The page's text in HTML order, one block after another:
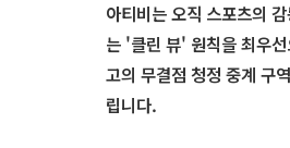
아티비는 오직 스포츠의
는 '클린 뷰' 원칙을 최우
고의 무결점 청정 중계 구
립니다.